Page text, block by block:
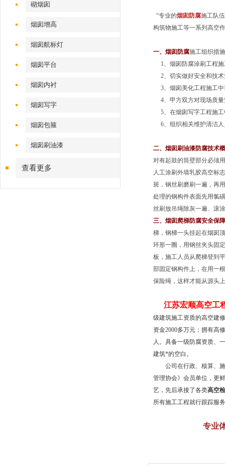
砌烟囱
烟囱增高
烟囱航标灯
烟囱平台
烟囱内衬
烟囱写字
烟囱包箍
烟囱刷油漆
查看更多
“专业的烟囱防腐施工队
构筑物施工等一系列高空
一、 烟囱防腐施工组织措
1、烟囱防腐涂刷工程施
2、切实做好安全和技术
3、烟囱美化工程施工中
4、甲方双方对现场质量
5、在烟囱写字工程施工
6、组织相关维护清洁人
二、烟囱刷油漆防腐技术
对有起鼓的筒壁部分必须
人工涂刷外墙乳胶高空标
斑，钢丝刷磨刷一遍，再
处理的钢构件表面先用氯
丝刷放吊绳除灰一遍、滚
三、烟囱爬梯防腐安全保
梯，钢梯一头挂起在烟囱
环形一圈，用钢丝夹头固
板，施工人员从爬梯登到
部固定钢构件上，在用一
保险绳，这样才能从源头
江苏宏顺高空工
级建筑施工资质的高空建
资金2000多万元；拥有高
人。具备一级防腐资质、
建筑*的空白。
公司在行政、核算、施
管理协会》会员单位，更
艺，先后承接了各类高空
所有施工工程就行跟踪服
专业